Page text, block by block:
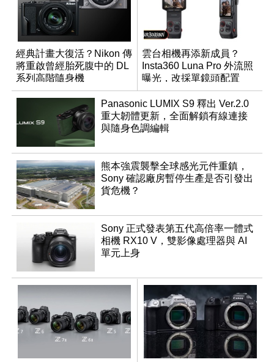
經典計畫大復活？Nikon 傳
將重啟曾經胎死腹中的 DL
系列高階隨身機
雲台相機再添新成員？
Insta360 Luna Pro 外流照
曝光，改採單鏡頭配置
Panasonic LUMIX S9 釋出 Ver.2.0
重大韌體更新，全面解鎖有線連接
與隨身色調編輯
熊本強震襲擊全球感光元件重鎮，
Sony 確認廠房暫停生產是否引發出
貨危機？
Sony 正式發表第五代高倍率一體式
相機 RX10 V，雙影像處理器與 AI
單元上身